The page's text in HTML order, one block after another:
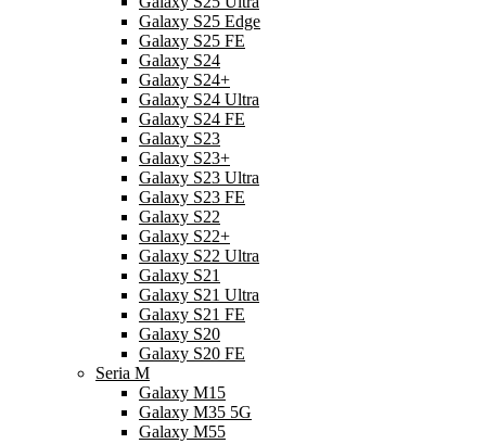
Galaxy S25 Edge
Galaxy S25 FE
Galaxy S24
Galaxy S24+
Galaxy S24 Ultra
Galaxy S24 FE
Galaxy S23
Galaxy S23+
Galaxy S23 Ultra
Galaxy S23 FE
Galaxy S22
Galaxy S22+
Galaxy S22 Ultra
Galaxy S21
Galaxy S21 Ultra
Galaxy S21 FE
Galaxy S20
Galaxy S20 FE
Seria M
Galaxy M15
Galaxy M35 5G
Galaxy M55